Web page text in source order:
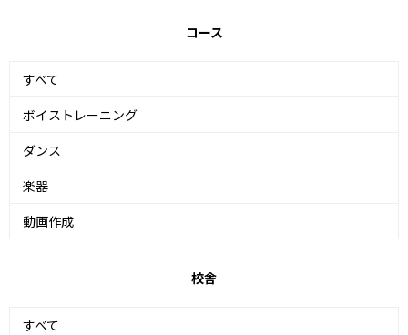
コース
すべて
ボイストレーニング
ダンス
楽器
動画作成
校舎
すべて